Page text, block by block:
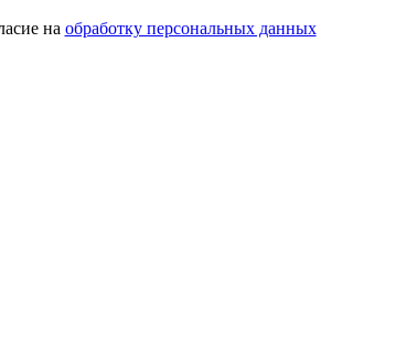
на обработку персональных данных